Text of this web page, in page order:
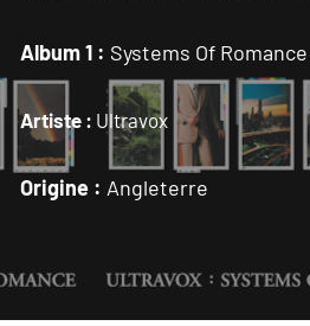
Album 1 : Systems Of Romance
Artiste : Ultravox
Origine : Angleterre